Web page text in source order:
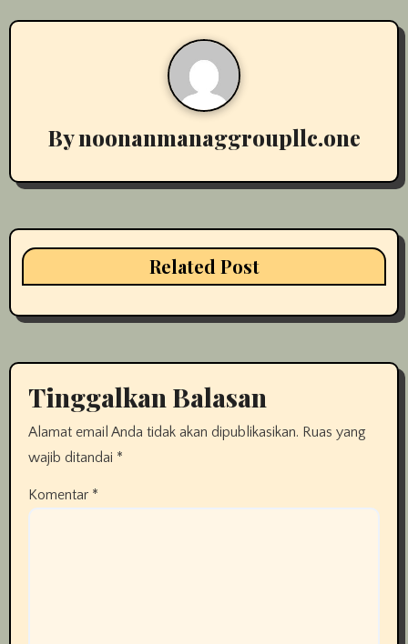
Bynoonanmanaggroupllc.one
Related Post
Tinggalkan Balasan
Alamat email Anda tidak akan dipublikasikan. Ruas yang
wajib ditandai *
Komentar *